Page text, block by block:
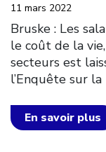
11 mars 2022
Bruske : Les
le coût de la
secteurs est
l’Enquête sur
En savoir plus